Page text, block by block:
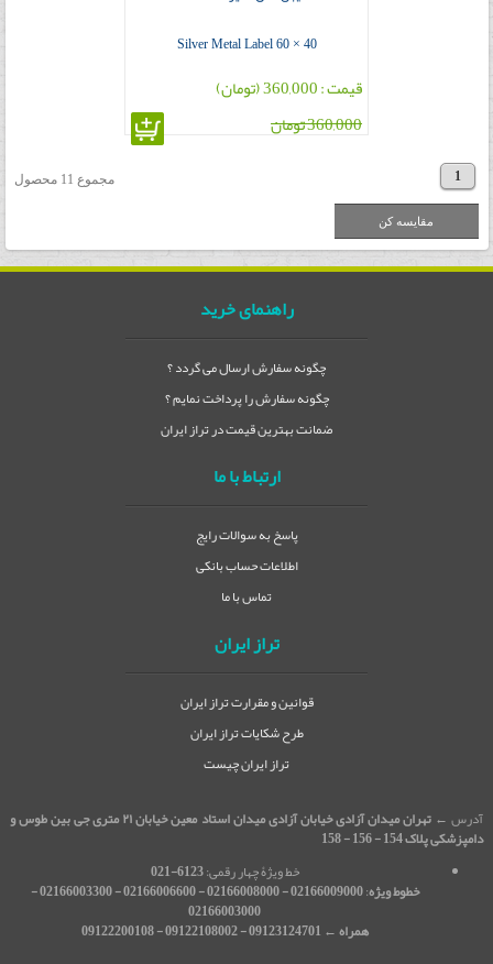
Silver Metal Label 60 × 40
قیمت : 360,000 (تومان)
360,000 تومان
1 مجموع 11 محصول
راهنمای خرید
چگونه سفارش ارسال می گردد ؟
چگونه سفارش را پرداخت نمایم ؟
ضمانت بهترین قیمت در تراز ایران
ارتباط با ما
پاسخ به سوالات رایج
اطلاعات حساب بانکی
تماس با ما
تراز ایران
قوانین و مقرارت تراز ایران
طرح شکایات تراز ایران
تراز ایران چیست
آدرس ← تهران میدان آزادی خیابان آزادی میدان استاد معین خیابان ۲۱ متری جی بین طوس و
دامپزشکی پلاک 154 - 156 - 158
خط ویژۀ چهار رقمی:6123-021
خطوط ویژه:
02166009000 - 02166008000 - 02166006600 - 02166003300 -
02166003000
همراه ← 09123124701 - 09122108002 - 09122200108